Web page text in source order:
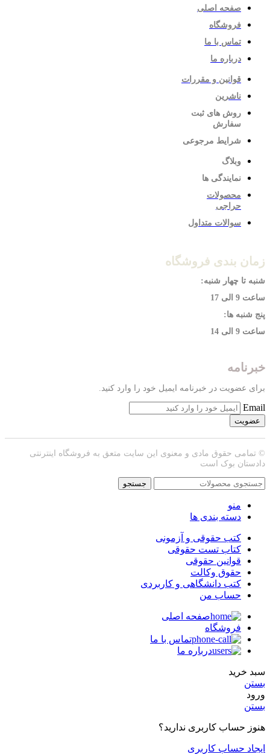
صفحه اصلی
فروشگاه
تماس با ما
درباره ما
قوانین و مقررات
ناشرین
روش های ثبت
سفارش
شرایط مرجوعی
وبلاگ
نمایندگی ها
محصولات
حراجی
سوالات متداول
زمان بندی فروشگاه
شنبه تا چهار شنبه:
ساعت 9 الی 17
پنج شنبه ها:
ساعت 9 الی 14
خبرنامه
برای عضویت در خبرنامه ایمیل خود را وارد کنید.
Email
© تمامی حقوق مادی و معنوی این سایت متعق به فروشگاه اینترنتی
دادستان بوک است
جستجو
منو
دسته بندی ها
کتب حقوقی و آزمونی
کتاب تست حقوقی
قوانین حقوقی
حقوق وکالت
کتب دانشگاهی و کاربردی
حساب من
صفحه اصلی
فروشگاه
تماس با ما
درباره ما
سبد خرید
بستن
ورود
بستن
هنوز حساب کاربری ندارید؟
ایجاد حساب کاربری